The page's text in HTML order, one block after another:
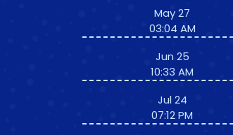
May 27
03:04 AM
Jun 25
10:33 AM
Jul 24
07:12 PM